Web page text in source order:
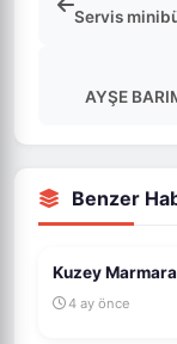
Servis
AYŞE
Benzer
Kuzey
4 ay önce